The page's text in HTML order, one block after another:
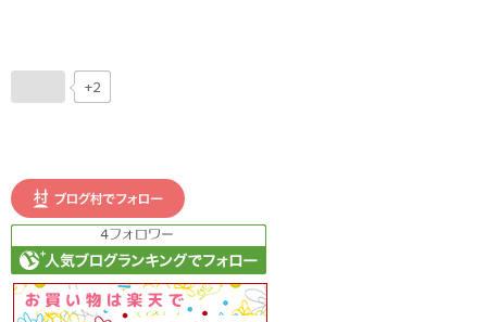
+2